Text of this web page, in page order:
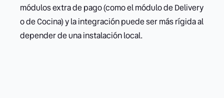
módulos extra de pago (como el módulo de Delivery
o de Cocina) y la integración puede ser más rígida al
depender de una instalación local.